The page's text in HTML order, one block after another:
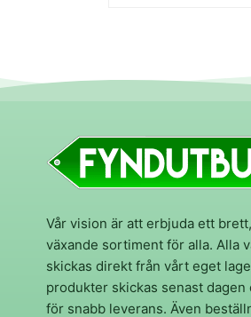
Vår vision är att erbjuda ett
växande sortiment för alla. Alla
skickas direkt från vårt eget
produkter skickas senast
för snabb leverans. Även